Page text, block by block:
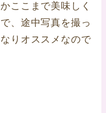
ここまで美味しく
、途中写真を撮っ
りオススメなので